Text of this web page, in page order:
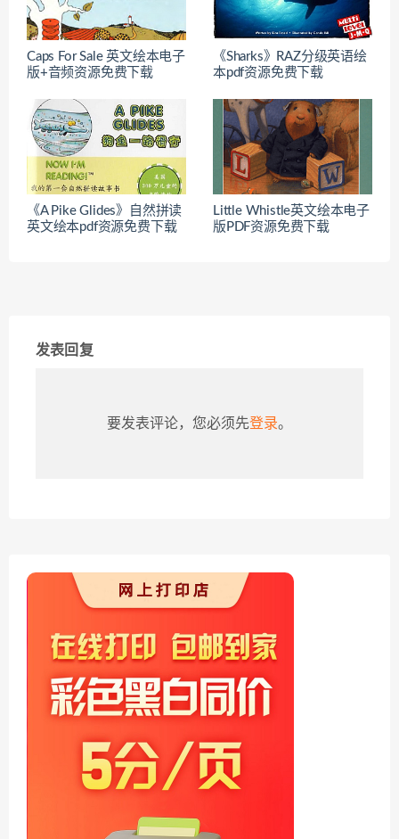
Caps For Sale 英文绘本电子
版+音频资源免费下载
《Sharks》RAZ分级英语绘
本pdf资源免费下载
《A Pike Glides》自然拼读
英文绘本pdf资源免费下载
Little Whistle英文绘本电子
版PDF资源免费下载
发表回复
要发表评论，您必须先登录。